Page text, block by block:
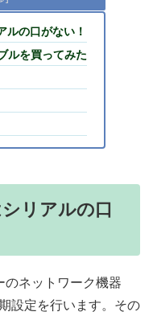
ルの口がない！
ルを買ってみた
リアルの口
のネットワーク機器
設定を行います。その